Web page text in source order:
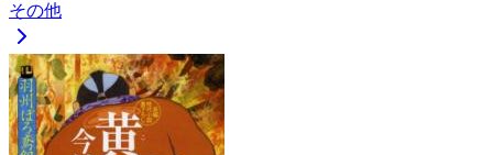
その他